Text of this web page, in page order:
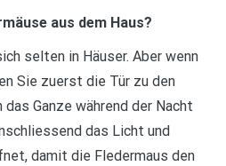
aus dem Haus?
selten in Häuser. Aber wenn
Sie zuerst die Tür zu den
Ganze während der Nacht
das Licht und
damit die Fledermaus den